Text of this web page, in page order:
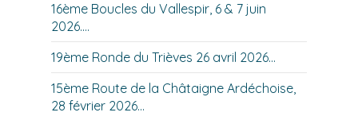
16ème Boucles du Vallespir, 6 & 7 juin
2026….
19ème Ronde du Trièves 26 avril 2026…
15ème Route de la Châtaigne Ardéchoise,
28 février 2026…